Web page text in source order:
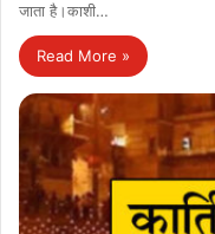
जाता है।काशी…
Read More »